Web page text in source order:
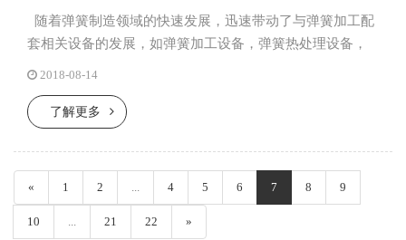
随着弹簧制造领域的快速发展，迅速带动了与弹簧加工配
套相关设备的发展，如弹簧加工设备，弹簧热处理设备，
2018-08-14
了解更多
« 1 2 ... 4 5 6 7 8 9
10 ... 21 22 »